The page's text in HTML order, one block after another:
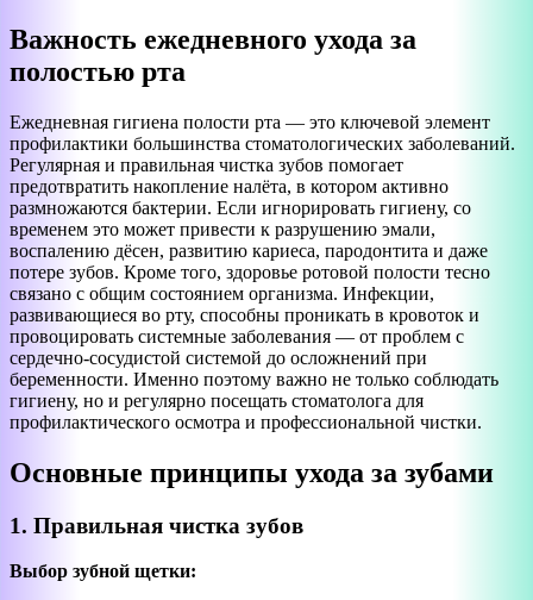
Важность ежедневного ухода за
полостью рта
Ежедневная гигиена полости рта — это ключевой элемент
профилактики большинства стоматологических заболеваний.
Регулярная и правильная чистка зубов помогает
предотвратить накопление налёта, в котором активно
размножаются бактерии. Если игнорировать гигиену, со
временем это может привести к разрушению эмали,
воспалению дёсен, развитию кариеса, пародонтита и даже
потере зубов. Кроме того, здоровье ротовой полости тесно
связано с общим состоянием организма. Инфекции,
развивающиеся во рту, способны проникать в кровоток и
провоцировать системные заболевания — от проблем с
сердечно-сосудистой системой до осложнений при
беременности. Именно поэтому важно не только соблюдать
гигиену, но и регулярно посещать стоматолога для
профилактического осмотра и профессиональной чистки.
Основные принципы ухода за зубами
1. Правильная чистка зубов
Выбор зубной щетки: